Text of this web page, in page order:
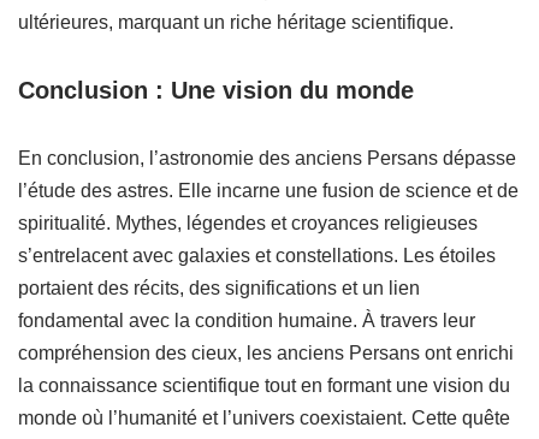
ultérieures, marquant un riche héritage scientifique.
Conclusion : Une vision du monde
En conclusion, l’astronomie des anciens Persans dépasse
l’étude des astres. Elle incarne une fusion de science et de
spiritualité. Mythes, légendes et croyances religieuses
s’entrelacent avec galaxies et constellations. Les étoiles
portaient des récits, des significations et un lien
fondamental avec la condition humaine. À travers leur
compréhension des cieux, les anciens Persans ont enrichi
la connaissance scientifique tout en formant une vision du
monde où l’humanité et l’univers coexistaient. Cette quête